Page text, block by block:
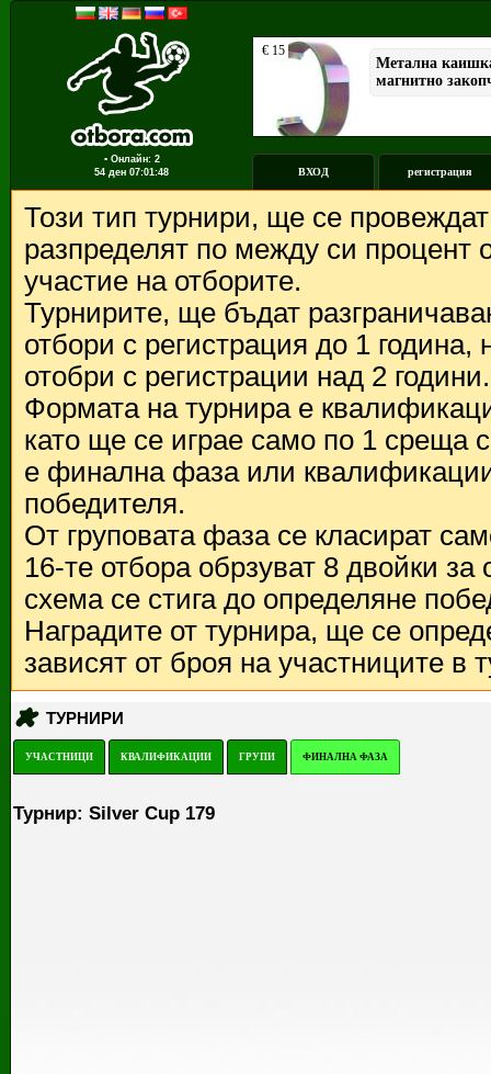
▪ Онлайн: 2
54 ден 07:01:48 ВХОД регистрация
Този тип турнири, ще се
разпределят по между си процент
участие на отборите.
Турнирите, ще бъдат
отбори с регистрация до 1
отобри с регистрации над 2 години.
Формата на турнира е
като ще се играе само по 1 среща
е финална фаза или
победителя.
От груповата фаза се класират
16-те отбора обрзуват 8 двойки
схема се стига до определяне
Наградите от турнира, ще се
зависят от броя на участниците в
ТУРНИРИ
УЧАСТНИЦИ КВАЛИФИКАЦИИ ГРУПИ ФИНАЛНА ФАЗА
Турнир: Silver Cup 179